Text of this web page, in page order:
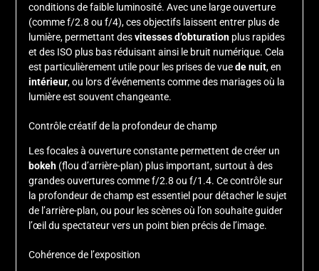
conditions de faible luminosité. Avec une large ouverture
(comme f/2.8 ou f/4), ces objectifs laissent entrer plus de
lumière, permettant desvitesses d’obturationplus rapides
et des ISO plus bas réduisant ainsi le bruit numérique. Cela
est particulièrement utile pour les prises de vuede nuit, en
intérieur, ou lors d’événements comme des mariages où la
lumière est souvent changeante.
Contrôle créatif de la profondeur de champ
Les focales à ouverture constante permettent de créer un
bokeh(flou d’arrière-plan) plus important, surtout à des
grandes ouvertures comme f/2.8 ou f/1.4. Ce contrôle sur
la profondeur de champ est essentiel pour détacher le sujet
de l’arrière-plan, ou pour les scènes où l’on souhaite guider
l’œil du spectateur vers un point bien précis de l’image.
Cohérence de l’exposition